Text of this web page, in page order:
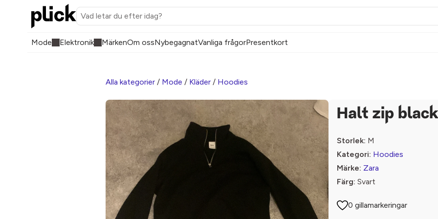
Mode Elektronik MärkenOm ossNybegagnatVanliga frågorPresentkort
Alla kategorier / Mode / Kläder / Hoodies
Halt zip black
Storlek: M
Kategori: Hoodies
Märke: Zara
Färg: Svart
0 gillamarkeringar